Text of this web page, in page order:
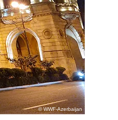
© WWF-Azerbaijan